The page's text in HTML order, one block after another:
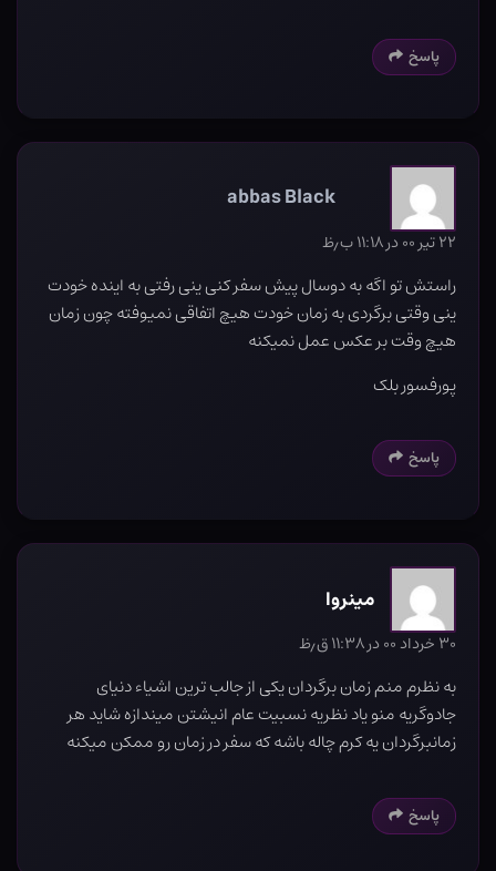
پاسخ
abbas Black
۲۲ تیر ۰۰ در ۱۱:۱۸ ب٫ظ
راستش تو اگه به دوسال پیش سفر کنی ینی رفتی به اینده خودت
ینی وقتی برگردی به زمان خودت هیچ اتفاقی نمیوفته چون زمان
هیچ وقت بر عکس عمل نمیکنه
پورفسور بلک
پاسخ
مینروا
۳۰ خرداد ۰۰ در ۱۱:۳۸ ق٫ظ
به نظرم منم زمان برگردان یکی از جالب ترین اشیاء دنیای
جادوگریه منو یاد نظریه نسبیت عام انیشتن میندازه شاید هر
زمانبرگردان یه کرم چاله باشه که سفر در زمان رو ممکن میکنه
پاسخ